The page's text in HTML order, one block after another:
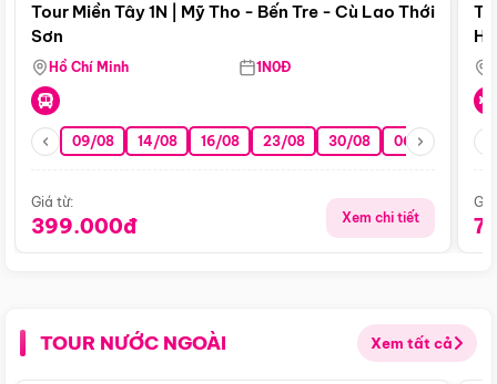
Tour Miền Tây 1N | Mỹ Tho - Bến Tre - Cù Lao Thới
Sơn
Hồ Chí Minh 1N0Đ
09/08 14/08 16/08 23/08 30/08 06/09 13/09
Giá từ:
399.000đ Xem chi tiết
TOUR NƯỚC NGOÀI Xem tất cả
Điểm nổi bật